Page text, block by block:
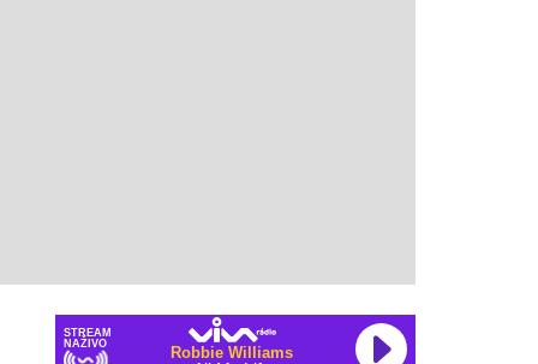
STREAM
NAŽIVO
Robbie Williams